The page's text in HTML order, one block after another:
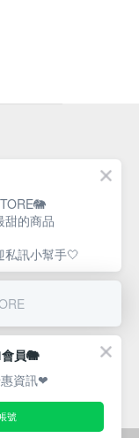
甜的商品
私訊小幫手🤍
員🐘
資訊❤
號